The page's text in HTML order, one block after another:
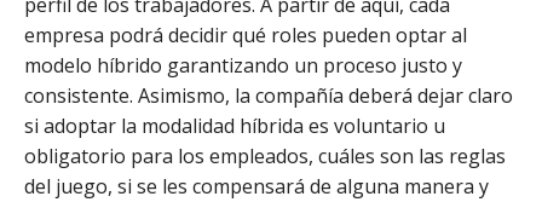
empresa podrá decidir qué roles pueden optar al
modelo híbrido garantizando un proceso justo y
consistente. Asimismo, la compañía deberá dejar claro
si adoptar la modalidad híbrida es voluntario u
obligatorio para los empleados, cuáles son las reglas
del juego, si se les compensará de alguna manera y